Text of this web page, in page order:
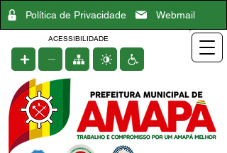
Política de Privacidade Webmail
ACESSIBILIDADE